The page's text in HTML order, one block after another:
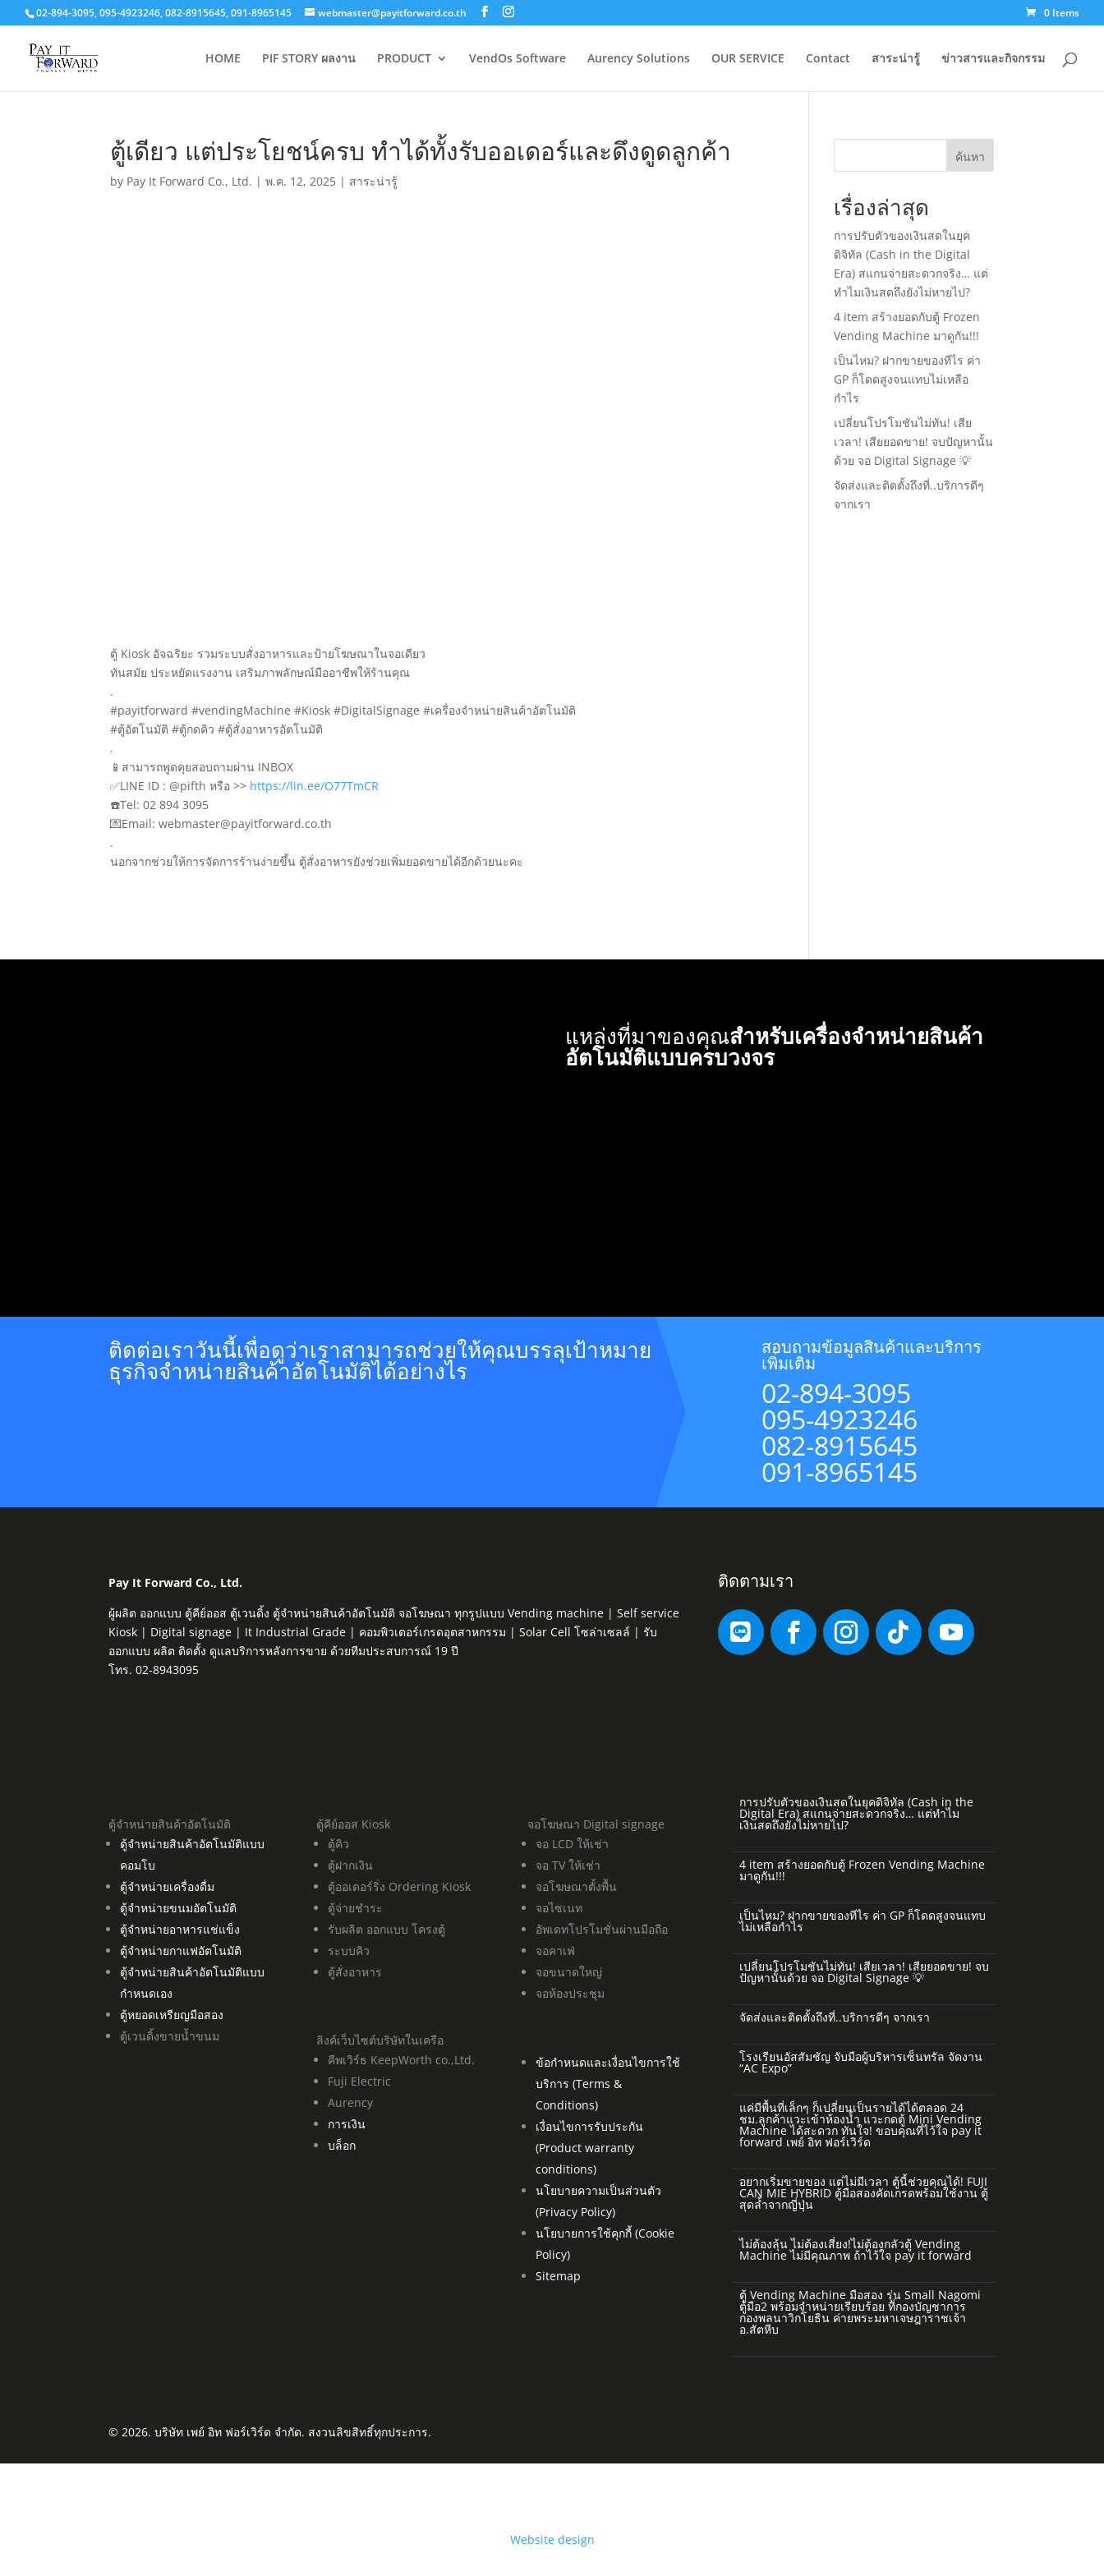
02-894-3095, 095-4923246, 082-8915645, 091-8965145 webmaster@payitforward.co.th 0 Items
HOME PIF STORY ผลงาน PRODUCT VendOs Software Aurency Solutions OUR SERVICE Contact สาระน่ารู้ ข่าวสารและกิจกรรม
ตู้เดียว แต่ประโยชน์ครบ ทำได้ทั้งรับออเดอร์และดึงดูดลูกค้า
by Pay It Forward Co., Ltd. |พ.ค. 12, 2025 | สาระน่ารู้
ตู้ Kiosk อัจฉริยะ รวมระบบสั่งอาหารและป้ายโฆษณาในจอเดียว
ทันสมัย ประหยัดแรงงาน เสริมภาพลักษณ์มืออาชีพให้ร้านคุณ
.
#payitforward #vendingMachine #Kiosk #DigitalSignage #เครื่องจำหน่ายสินค้าอัตโนมัติ
#ตู้อัตโนมัติ #ตู้กดคิว #ตู้สั่งอาหารอัตโนมัติ
.
📱สามารถพูดคุยสอบถามผ่าน INBOX
✅LINE ID : @pifth หรือ >> https://lin.ee/O77TmCR
☎️Tel: 02 894 3095
💌Email: webmaster@payitforward.co.th
.
นอกจากช่วยให้การจัดการร้านง่ายขึ้น ตู้สั่งอาหารยังช่วยเพิ่มยอดขายได้อีกด้วยนะคะ
ค้นหา
เรื่องล่าสุด
การปรับตัวของเงินสดในยุค
ดิจิทัล (Cash in the Digital
Era) สแกนจ่ายสะดวกจริง… แต่
ทำไมเงินสดถึงยังไม่หายไป?
4 item สร้างยอดกับตู้ Frozen
Vending Machine มาดูกัน!!!
เป็นไหม? ฝากขายของทีไร ค่า
GP ก็โดดสูงจนแทบไม่เหลือ
กำไร
เปลี่ยนโปรโมชันไม่ทัน! เสีย
เวลา! เสียยอดขาย! จบปัญหานั้น
ด้วย จอ Digital Signage 💡
จัดส่งและติดตั้งถึงที่..บริการดีๆ
จากเรา
แหล่งที่มาของคุณสำหรับเครื่องจำหน่ายสินค้า
อัตโนมัติแบบครบวงจร
ติดต่อเราวันนี้เพื่อดูว่าเราสามารถช่วยให้คุณบรรลุเป้าหมาย
ธุรกิจจำหน่ายสินค้าอัตโนมัติได้อย่างไร
สอบถามข้อมูลสินค้าและบริการ
เพิ่มเติม
02-894-3095
095-4923246
082-8915645
091-8965145
Pay It Forward Co., Ltd.
ผู้ผลิต ออกแบบ ตู้คีย์ออส ตู้เวนดิ้ง ตู้จำหน่ายสินค้าอัตโนมัติ จอโฆษณา ทุกรูปแบบ Vending machine | Self service
Kiosk | Digital signage | It Industrial Grade | คอมพิวเตอร์เกรดอุตสาหกรรม | Solar Cell โซล่าเซลล์ | รับ
ออกแบบ ผลิต ติดตั้ง ดูแลบริการหลังการขาย ด้วยทีมประสบการณ์ 19 ปี
โทร. 02-8943095
ติดตามเรา
ตู้จำหน่ายสินค้าอัตโนมัติ
ตู้จำหน่ายสินค้าอัตโนมัติแบบ
คอมโบ
ตู้จำหน่ายเครื่องดื่ม
ตู้จำหน่ายขนมอัตโนมัติ
ตู้จำหน่ายอาหารแช่แข็ง
ตู้จำหน่ายกาแฟอัตโนมัติ
ตู้จำหน่ายสินค้าอัตโนมัติแบบ
กำหนดเอง
ตู้หยอดเหรียญมือสอง
ตู้เวนดิ้งขายน้ำขนม
ตู้คีย์ออส Kiosk
ตู้คิว
ตู้ฝากเงิน
ตู้ออเดอร์ริ่ง Ordering Kiosk
ตู้จ่ายชำระ
รับผลิต ออกแบบ โครงตู้
ระบบคิว
ตู้สั่งอาหาร
ลิงค์เว็บไซต์บริษัทในเครือ
คีพเวิร์ธ KeepWorth co.,Ltd.
Fuji Electric
Aurency
การเงิน
บล็อก
จอโฆษณา Digital signage
จอ LCD ให้เช่า
จอ TV ให้เช่า
จอโฆษณาตั้งพื้น
จอไซเนท
อัพเดทโปรโมชั่นผ่านมือถือ
จอคาเฟ่
จอขนาดใหญ่
จอห้องประชุม
ข้อกำหนดและเงื่อนไขการใช้
บริการ (Terms &
Conditions)
เงื่อนไขการรับประกัน
(Product warranty
conditions)
นโยบายความเป็นส่วนตัว
(Privacy Policy)
นโยบายการใช้คุกกี้ (Cookie
Policy)
Sitemap
การปรับตัวของเงินสดในยุคดิจิทัล (Cash in the
Digital Era) สแกนจ่ายสะดวกจริง… แต่ทำไม
เงินสดถึงยังไม่หายไป?
4 item สร้างยอดกับตู้ Frozen Vending Machine
มาดูกัน!!!
เป็นไหม? ฝากขายของทีไร ค่า GP ก็โดดสูงจนแทบ
ไม่เหลือกำไร
เปลี่ยนโปรโมชันไม่ทัน! เสียเวลา! เสียยอดขาย! จบ
ปัญหานั้นด้วย จอ Digital Signage 💡
จัดส่งและติดตั้งถึงที่..บริการดีๆ จากเรา
โรงเรียนอัสสัมชัญ จับมือผู้บริหารเซ็นทรัล จัดงาน
“AC Expo”
แค่มีพื้นที่เล็กๆ ก็เปลี่ยนเป็นรายได้ได้ตลอด 24
ชม.ลูกค้าแวะเข้าห้องน้ำ แวะกดตู้ Mini Vending
Machine ได้สะดวก ทันใจ! ขอบคุณที่ไว้ใจ pay it
forward เพย์ อิท ฟอร์เวิร์ด
อยากเริ่มขายของ แต่ไม่มีเวลา ตู้นี้ช่วยคุณได้! FUJI
CAN MIE HYBRID ตู้มือสองคัดเกรดพร้อมใช้งาน ตู้
สุดล้ำจากญี่ปุ่น
ไม่ต้องลุ้น ไม่ต้องเสี่ยง!ไม่ต้องกลัวตู้ Vending
Machine ไม่มีคุณภาพ ถ้าไว้ใจ pay it forward
ตู้ Vending Machine มือสอง รุ่น Small Nagomi
ตู้มือ2 พร้อมจำหน่ายเรียบร้อย ที่กองบัญชาการ
กองพลนาวิกโยธิน ค่ายพระมหาเจษฎาราชเจ้า
อ.สัตหีบ
© 2026. บริษัท เพย์ อิท ฟอร์เวิร์ด จำกัด. สงวนลิขสิทธิ์ทุกประการ.
Website design